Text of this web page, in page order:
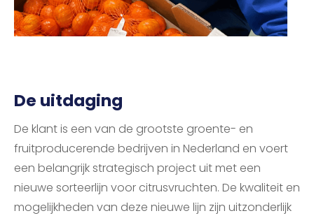
De uitdaging
De klant is een van de grootste groente- en
fruitproducerende bedrijven in Nederland en voert
een belangrijk strategisch project uit met een
nieuwe sorteerlijn voor citrusvruchten. De kwaliteit en
mogelijkheden van deze nieuwe lijn zijn uitzonderlijk